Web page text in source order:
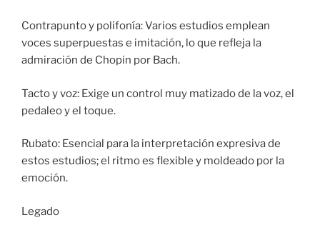
Contrapunto y polifonía: Varios estudios emplean
voces superpuestas e imitación, lo que refleja la
admiración de Chopin por Bach.
Tacto y voz: Exige un control muy matizado de la voz, el
pedaleo y el toque.
Rubato: Esencial para la interpretación expresiva de
estos estudios; el ritmo es flexible y moldeado por la
emoción.
Legado